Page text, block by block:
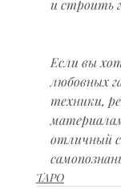
и строить
Если вы
любовных
техники,
отличный
ТАРО